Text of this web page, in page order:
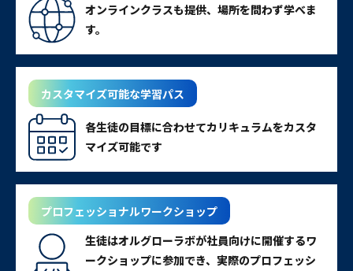
オンラインクラスも提供、場所を問わず学べま
す。
カスタマイズ可能な学習パス
各生徒の目標に合わせてカリキュラムをカスタ
マイズ可能です
プロフェッショナルワークショップ
生徒はオルグローラボが社員向けに開催するワ
ークショップに参加でき、実際のプロフェッシ